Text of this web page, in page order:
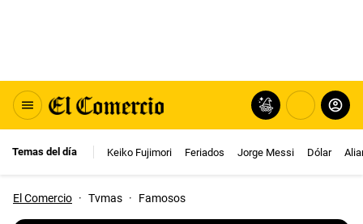
Temas del día Keiko Fujimori Feriados Jorge Messi Dólar
El Comercio · Tvmas · Famosos